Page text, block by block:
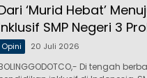
‘Murid Hebat’
SMP Negeri 3
Opini 20 Juli 2026
Di tengah